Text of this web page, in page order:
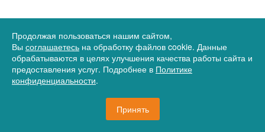
1 924,77 руб.
135 шт. В корзину
Продолжая пользоваться нашим сайтом,
Вы соглашаетесь на обработку файлов cookie. Данные
обрабатываются в целях улучшения качества работы сайта и
предоставления услуг. Подробнее в Политике
конфиденциальности.
Принять